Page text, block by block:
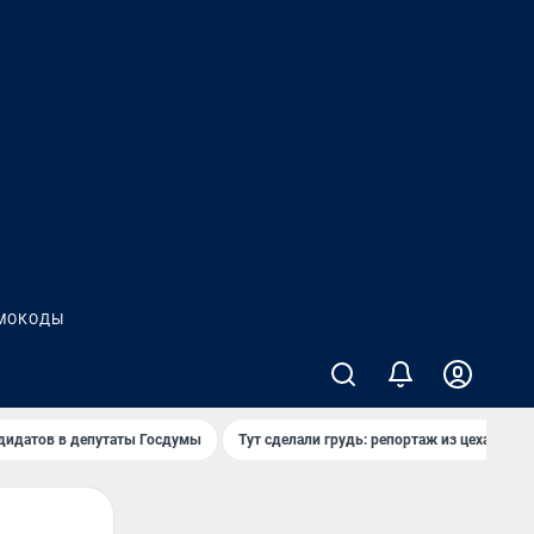
в депутаты Госдумы Тут сделали грудь: репортаж из цеха